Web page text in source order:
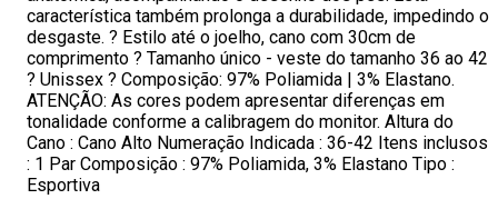
característica também prolonga a durabilidade, impedindo o
desgaste. ? Estilo até o joelho, cano com 30cm de
comprimento ? Tamanho único - veste do tamanho 36 ao 42
? Unissex ? Composição: 97% Poliamida | 3% Elastano.
ATENÇÃO: As cores podem apresentar diferenças em
tonalidade conforme a calibragem do monitor. Altura do
Cano : Cano Alto Numeração Indicada : 36-42 Itens inclusos
: 1 Par Composição : 97% Poliamida, 3% Elastano Tipo :
Esportiva